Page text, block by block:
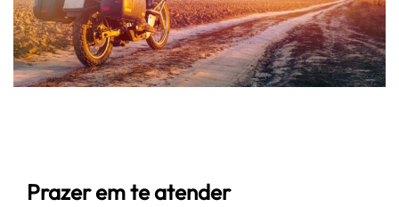
Prazer em te atender